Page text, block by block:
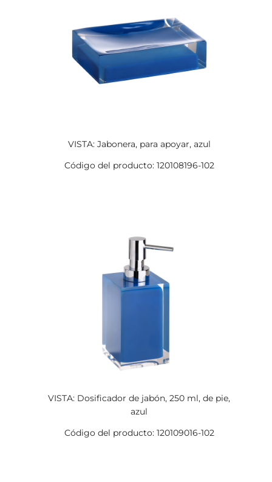
VISTA: Jabonera, para apoyar, azul
Código del producto: 120108196-102
VISTA: Dosificador de jabón, 250 ml, de pie,
azul
Código del producto: 120109016-102